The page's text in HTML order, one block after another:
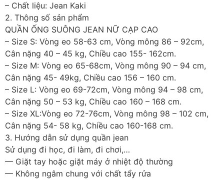
– Chất liệu: Jean Kaki
2. Thông số sản phẩm
QUẦN ỐNG SUÔNG JEAN NỮ CẠP CAO
– Size S: Vòng eo 58-63 cm, Vòng mông 86 – 92cm,
Cân nặng 40 – 45 kg, Chiều cao 155- 162cm.
– Size M: Vòng eo 65-68cm, Vòng mông 90 – 94 cm,
Cân nặng 45- 49kg, Chiều cao 156 – 160 cm.
– Size L: Vòng eo 69-72cm, Vòng mông 94 – 98 cm,
Cân nặng 50 – 53 kg, Chiều cao 160 – 168 cm.
– Size XL:Vòng eo 72-76cm, Vòng mông 98 – 102 cm,
Cân nặng 54- 58 kg, Chiều cao 160-168 cm.
3. Hướng dẫn sử dụng quần jean
Sử dụng đi học, đi làm, đi chơi,…
— Giặt tay hoặc giặt máy ở nhiệt độ thường
— Không ngâm chung với chất tẩy rửa